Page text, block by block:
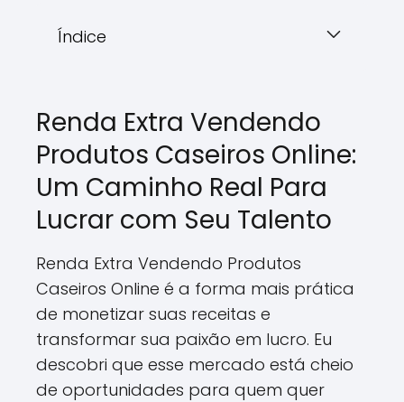
Índice
Renda Extra Vendendo
Produtos Caseiros Online:
Um Caminho Real Para
Lucrar com Seu Talento
Renda Extra Vendendo Produtos
Caseiros Online é a forma mais prática
de monetizar suas receitas e
transformar sua paixão em lucro. Eu
descobri que esse mercado está cheio
de oportunidades para quem quer